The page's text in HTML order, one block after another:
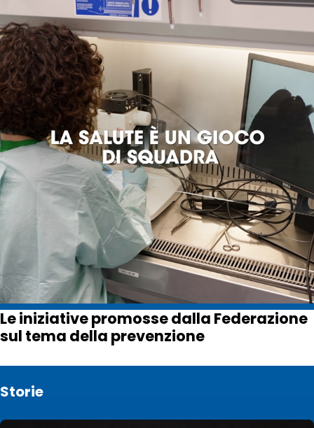
Le iniziative promosse dalla Federazione
sul tema della prevenzione
Storie